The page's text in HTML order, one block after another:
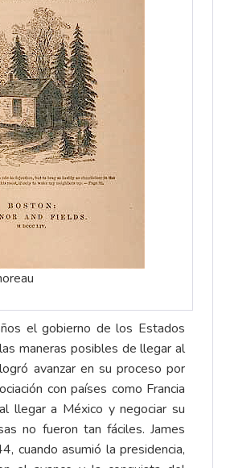
el gobierno de los Estados
maneras posibles de llegar al
avanzar en su proceso por
con países como Francia
llegar a México y negociar su
no fueron tan fáciles. James
cuando asumió la presidencia,